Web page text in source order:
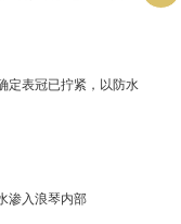
定表冠已拧紧，以防水
渗入浪琴内部